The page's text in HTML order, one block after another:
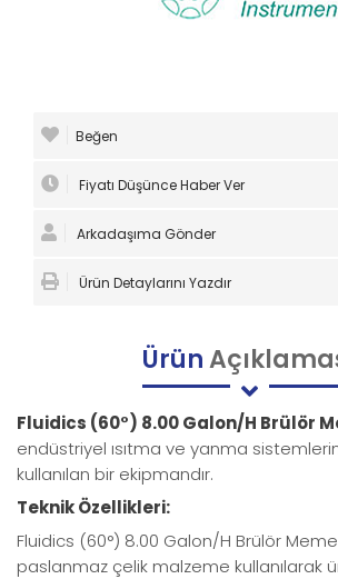
Beğen
Fiyatı Düşünce Haber Ver
Arkadaşıma Gönder
Ürün Detaylarını Yazdır
Ürün
Fluidics (60°) 8.00 Galon/H Brülör
endüstriyel ısıtma ve yanma
kullanılan bir ekipmandır.
Teknik Özellikleri:
Fluidics (60°) 8.00 Galon/H Brülör
paslanmaz çelik malzeme kullanılarak